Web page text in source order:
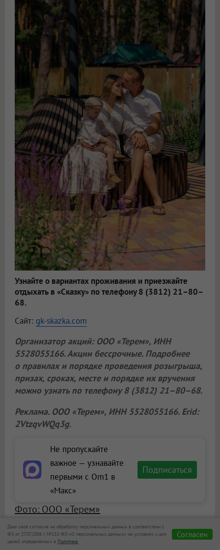
Узнайте о вариантах проживания и приезжайте
отдыхать в «Сказку» по телефону 8 (3812) 21–80–
68.
Сайт: gk-skazka.com
Организатор акций: ООО «Терем», ИНН
5528055166. Акции бессрочные. Подробнее
о правилах и порядке проведения розыгрыша,
призах, сроках, месте и порядке их вручения
можно узнать по телефону 8 (3812) 21–80–68.
Реклама. ООО «Терем», ИНН 5528055166. Erid:
2VtzqvWQq3g.
Не пропускайте
важное — узнавайте
первыми с Om1 в
«Макс»
Подписаться
Фото: ООО «Терем»
Сообщить новость
Даю своё согласие на обработку персональных данных в соответствии с
ФЗ от 27.07.2006 г. №152-ФЗ «О персональных данных» на условиях и для
целей, определённых в Политике.
Согласен